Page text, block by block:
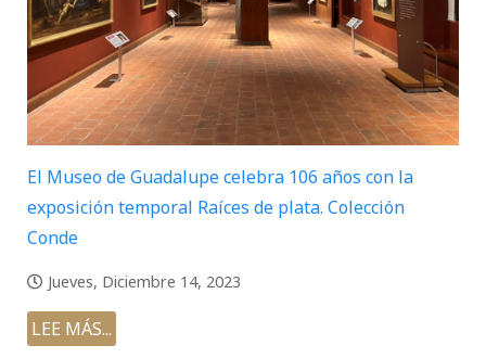
El Museo de Guadalupe celebra 106 años con la
exposición temporal Raíces de plata. Colección
Conde
Jueves, Diciembre 14, 2023
LEE MÁS...